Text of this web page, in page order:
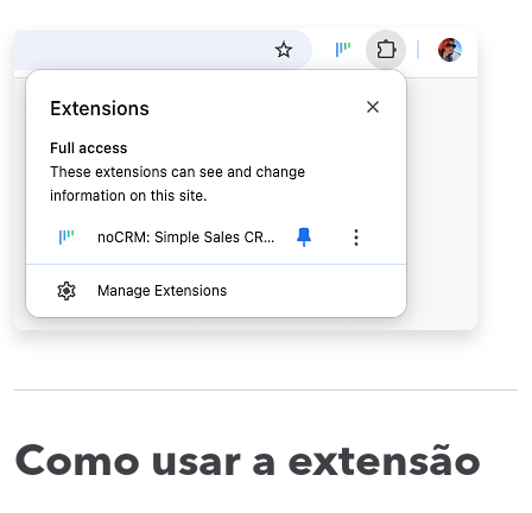
Como usar a extensão